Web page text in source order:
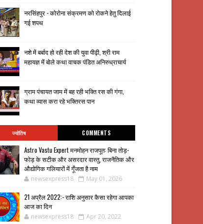
नरसिंहपुर - कोरोना संक्रमण को रोकने हेतु दिलाई
गई शपथ
नशे में बर्बाद हो रही देश की युवा पीढ़ी, श्री राम
महायज्ञ में बोले कथा वाचक पंडित अनिरुध्राचार्य
ग्राम पंचायत जाम में बह रही भक्ति रस की गंगा,
कथा व्यास करा रहे भक्तिरस पान
ज्योतिष COMMENTS
Astro Vastu Expert मनमोहन राजपूत: बिना तोड़-
फोड़ के सटीक और असरदार वास्तु, राजनैतिक और
औद्योगिक गलियारों में गूँजता है नाम
newsexpress18 May 01, 2026
21 अप्रैल 2022:- राशि अनुसार कैसा रहेगा आपका
आज का दिन
newsexpress18 Apr 20, 2022